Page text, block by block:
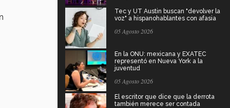
Tec y UT Austin buscan "devolver la
voz" a hispanohablantes con afasia
05 Agosto 2026
En la ONU: mexicana y EXATEC
representó en Nueva York a la
juventud
05 Agosto 2026
El escritor que dice que la derrota
también merece ser contada